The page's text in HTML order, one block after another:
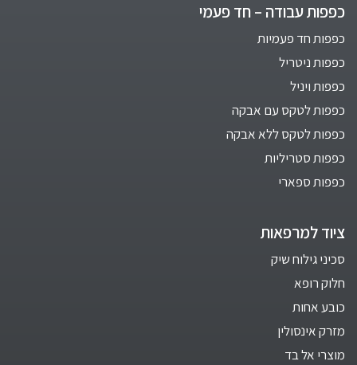
כפפות עבודה – חד פעמי
כפפות חד פעמיות
כפפות ניטריל
כפפות ויניל
כפפות לטקס עם אבקה
כפפות לטקס ללא אבקה
כפפות סטריליות
כפפות ספארי
ציוד למרפאות
סכיני גילוח שיק
חלוק רופא
כובע אחות
מזרק אינסולין
מוצרי אל בד